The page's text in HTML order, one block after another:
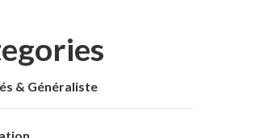
& Généraliste